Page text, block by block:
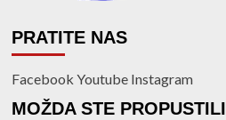
PRATITE NAS
Facebook Youtube Instagram
MOŽDA STE PROPUSTILI